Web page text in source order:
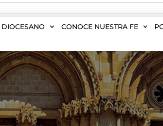
CONOCE NUESTRA FE